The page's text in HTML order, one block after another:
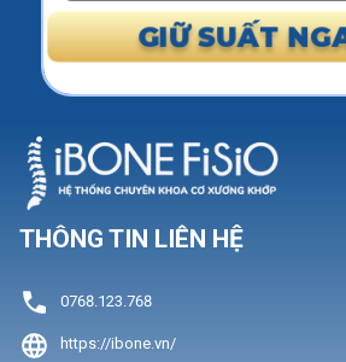
GIỮ SUẤT
THÔNG TIN LIÊN HỆ
0768.123.768
https://ibone.vn/